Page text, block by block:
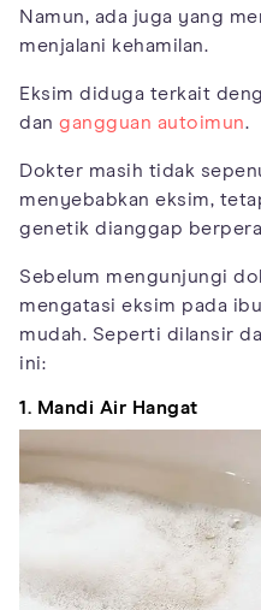
Namun, ada juga yang
menjalani kehamilan.
Eksim diduga terkait
dan gangguan autoimun.
Dokter masih tidak
menyebabkan eksim,
genetik dianggap
Sebelum mengunjungi
mengatasi eksim pada
mudah. Seperti dilansir
ini:
1. Mandi Air Hangat